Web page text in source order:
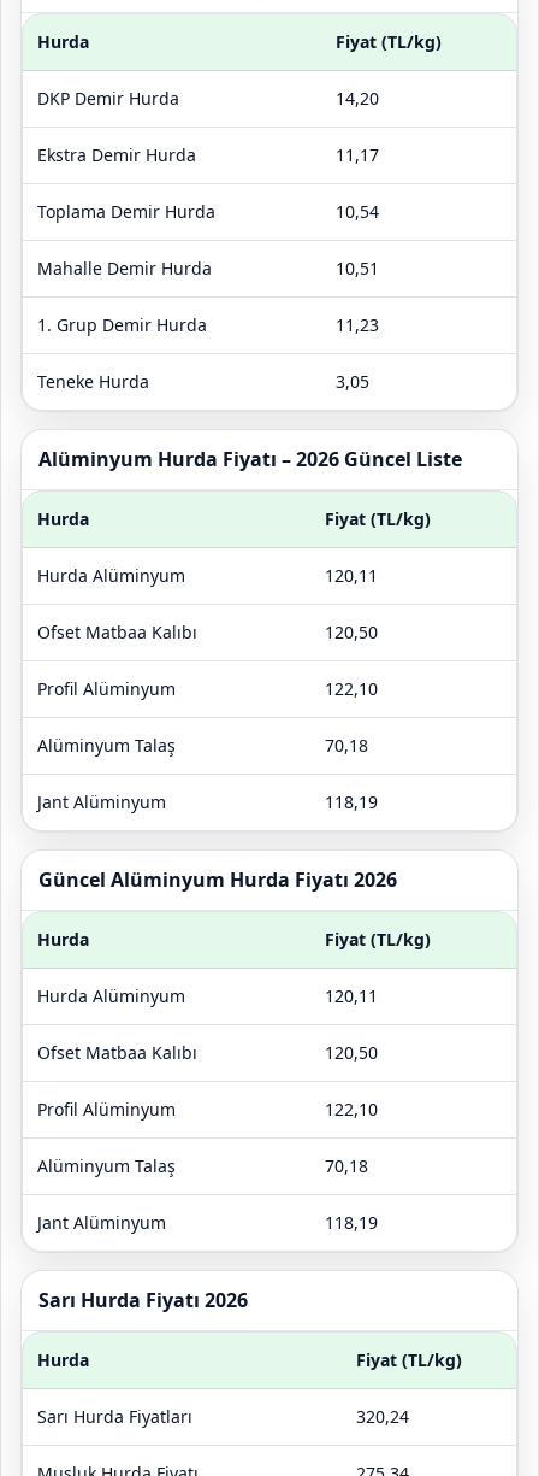
Hurda Fiyat (TL/kg)
DKP Demir Hurda 14,20
Ekstra Demir Hurda 11,17
Toplama Demir Hurda 10,54
Mahalle Demir Hurda 10,51
1. Grup Demir Hurda 11,23
Teneke Hurda 3,05
Alüminyum Hurda Fiyatı – 2026 Güncel Liste
Hurda Fiyat (TL/kg)
Hurda Alüminyum 120,11
Ofset Matbaa Kalıbı 120,50
Profil Alüminyum 122,10
Alüminyum Talaş 70,18
Jant Alüminyum 118,19
Güncel Alüminyum Hurda Fiyatı 2026
Hurda Fiyat (TL/kg)
Hurda Alüminyum 120,11
Ofset Matbaa Kalıbı 120,50
Profil Alüminyum 122,10
Alüminyum Talaş 70,18
Jant Alüminyum 118,19
Sarı Hurda Fiyatı 2026
Hurda Fiyat (TL/kg)
Sarı Hurda Fiyatları 320,24